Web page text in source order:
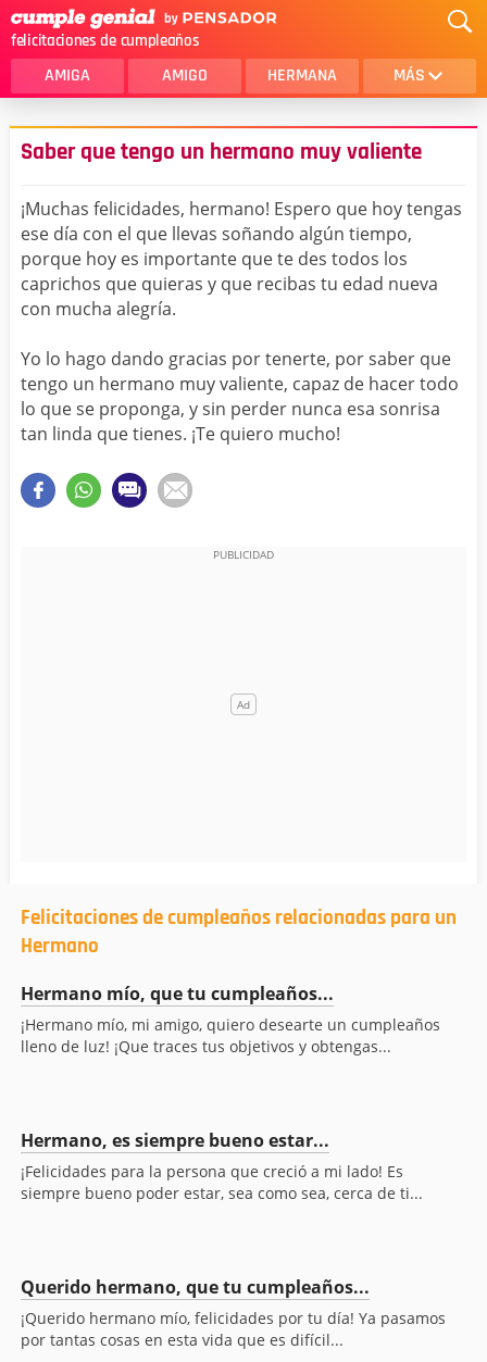
felicitaciones de cumpleaños
AMIGA AMIGO HERMANA MÁS
MAMA
AMOR
SOBRINA
HIJA
HERMANO
HIJO
NOVIA
PAPA
HOMBRE
TIA
CUÑADA
ALGUIEN ESPECIAL
TODAS LAS CATEGORÍAS
Saber que tengo un hermano muy valiente
¡Muchas felicidades, hermano! Espero que hoy tengas
ese día con el que llevas soñando algún tiempo,
porque hoy es importante que te des todos los
caprichos que quieras y que recibas tu edad nueva
con mucha alegría.
Yo lo hago dando gracias por tenerte, por saber que
tengo un hermano muy valiente, capaz de hacer todo
lo que se proponga, y sin perder nunca esa sonrisa
tan linda que tienes. ¡Te quiero mucho!
Felicitaciones de cumpleaños relacionadas para un
Hermano
Hermano mío, que tu cumpleaños...
¡Hermano mío, mi amigo, quiero desearte un cumpleaños
lleno de luz! ¡Que traces tus objetivos y obtengas...
Hermano, es siempre bueno estar...
¡Felicidades para la persona que creció a mi lado! Es
siempre bueno poder estar, sea como sea, cerca de ti...
Querido hermano, que tu cumpleaños...
¡Querido hermano mío, felicidades por tu día! Ya pasamos
por tantas cosas en esta vida que es difícil...